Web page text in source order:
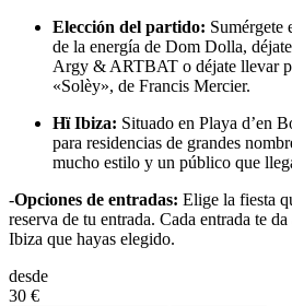
Elección del partido: Sumérgete
de la energía de Dom Dolla,
Argy & ARTBAT o déjate llevar
«Solèy», de Francis Mercier.
Hï Ibiza: Situado en Playa d’en
para residencias de grandes
mucho estilo y un público que
-Opciones de entradas: Elige la fiesta
reserva de tu entrada. Cada entrada te
Ibiza que hayas elegido.
desde
30 €